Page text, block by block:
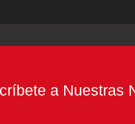
a Nuestras